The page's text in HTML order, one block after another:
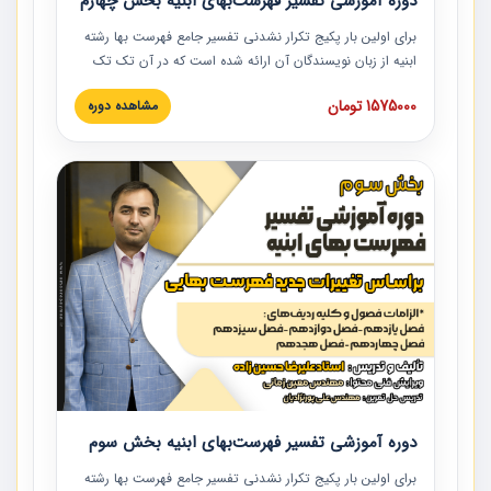
برای اولین بار پکیج تکرار نشدنی تفسیر جامع فهرست بها رشته
ابنیه از زبان نویسندگان آن ارائه شده است که در آن تک تک
ردیف ها و مطالب فهرست بها تفسیر و ارائه شده است. این
دوره به صورت کامل تصویری بوده و به همراه تصاویر عملیات
دوره با کلام مهندس علیرضاحسین‌زاده مدیر پروژه مهندسی
مشاور در امر بازنگری فهرست بها رشته ابنیه ارائه شده و به تمام
همکارانی که در حوزه صنعت ساخت در حال فعالیت هستند حتما
توصیه می کنیم از مطالب این دوره استفاده نمایند.
1575000 تومان مشاهده دوره
دوره آموزشی تفسیر فهرست‌بهای ابنیه بخش سوم
برای اولین بار پکیج تکرار نشدنی تفسیر جامع فهرست بها رشته